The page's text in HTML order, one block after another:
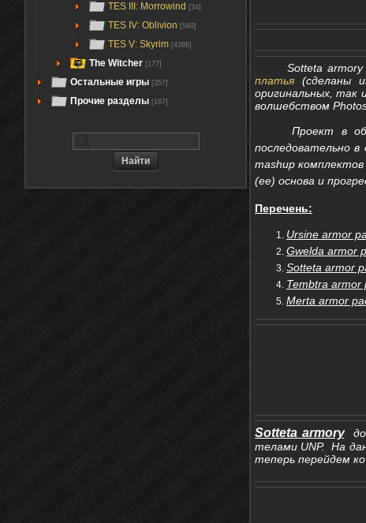
TES III: Morrowind [34]
TES IV: Oblivion [549]
TES V: Skyrim [4386]
The Witcher [177]
Остальные игры [357]
Прочие разделы [167]
Sotteta armory
платья (сделаны
оригинальных, так
волшебством
Проект в
последовательно
mashup
(ее) основа и
Перечень:
Ursine armor
Gwelda armor
Sotteta armor
Tembtra
Merta armor
Sotteta armory
телами UNP. На
теперь перейдем